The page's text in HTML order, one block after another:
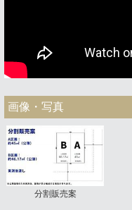
画像・写真
分割販売案